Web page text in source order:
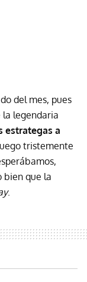
del mes, pues
la legendaria
estrategas a
juego tristemente
bien que la
.